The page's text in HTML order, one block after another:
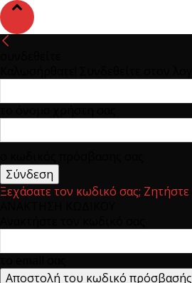
Ξεχάσατε τον κωδικό σας;